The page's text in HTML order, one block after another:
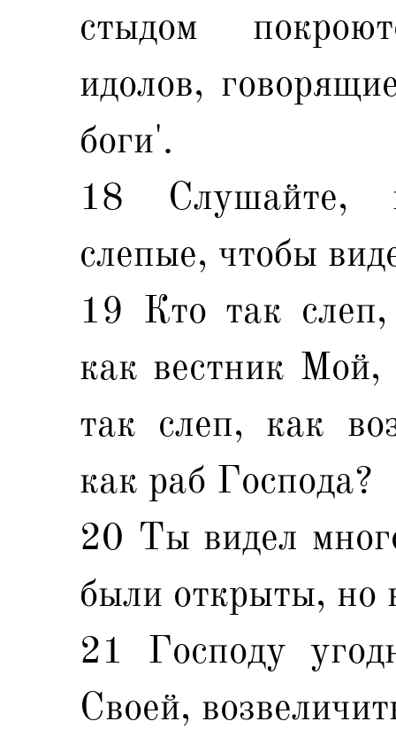
стыдом
идолов,
боги'.
18 Слушайте,
слепые, чтобы
19 Кто так
как вестник
так слеп, как
как раб Господа?
20 Ты видел
были открыты, но
21 Господу
Своей,